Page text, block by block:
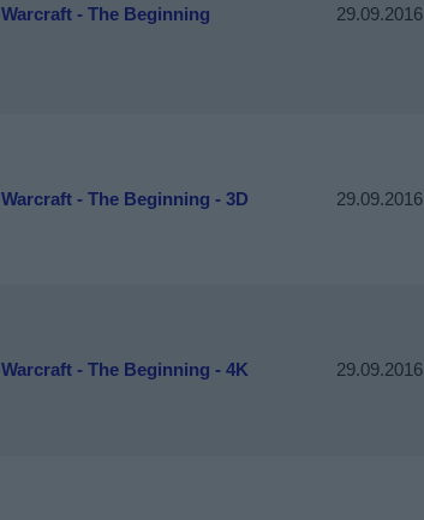
Warcraft - The Beginning 29.09.2016
Warcraft - The Beginning - 3D 29.09.2016
Warcraft - The Beginning - 4K 29.09.2016